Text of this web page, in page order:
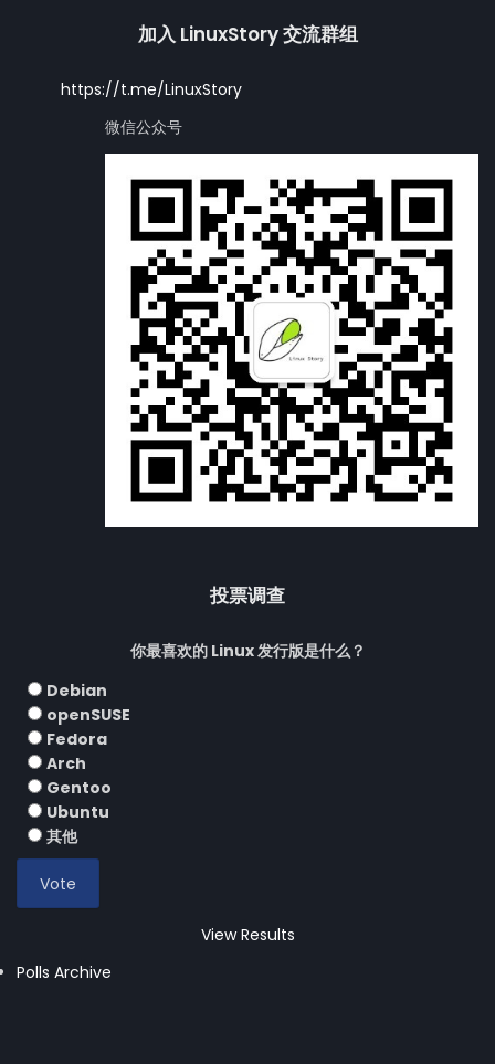
加入 LinuxStory 交流群组
https://t.me/LinuxStory
微信公众号
投票调查
你最喜欢的 Linux 发行版是什么？
Debian
openSUSE
Fedora
Arch
Gentoo
Ubuntu
其他
View Results
Polls Archive